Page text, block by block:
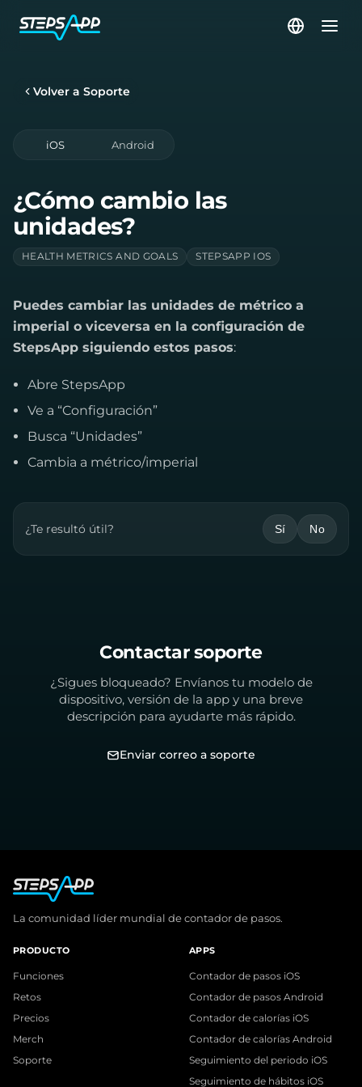
Volver a Soporte
iOS Android
¿Cómo cambio las
unidades?
HEALTH METRICS AND GOALS STEPSAPP IOS
Puedes cambiar las unidades de métrico a
imperial o viceversa en la configuración de
StepsApp siguiendo estos pasos:
Abre StepsApp
Ve a “Configuración”
Busca “Unidades”
Cambia a métrico/imperial
¿Te resultó útil? Sí No
Contactar soporte
¿Sigues bloqueado? Envíanos tu modelo de
dispositivo, versión de la app y una breve
descripción para ayudarte más rápido.
Enviar correo a soporte
La comunidad líder mundial de contador de pasos.
PRODUCTO
Funciones
Retos
Precios
Merch
Soporte
APPS
Contador de pasos iOS
Contador de pasos Android
Contador de calorías iOS
Contador de calorías Android
Seguimiento del periodo iOS
Seguimiento de hábitos iOS